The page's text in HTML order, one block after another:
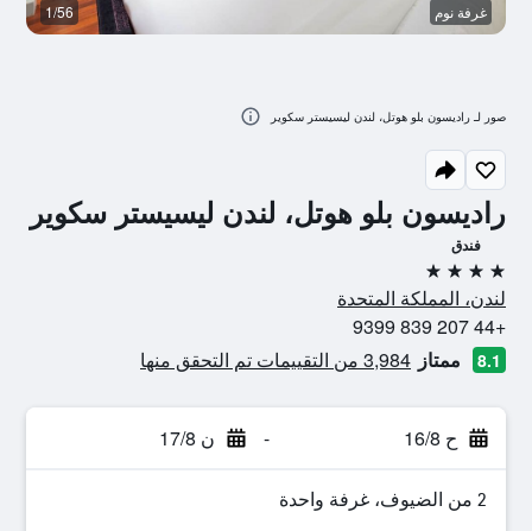
راديسون بلو هوتل، لندن ليسيستر سكوير
فندق
4 نجوم
لندن، المملكة المتحدة
+44 207 839 9399
8.1 ممتاز 3,984 من التقييمات تم التحقق منها
ح 16/8 - ن 17/8
2 من الضيوف، غرفة واحدة
غرفة نوم 1/56
صور لـ راديسون بلو هوتل، لندن ليسيستر سكوير